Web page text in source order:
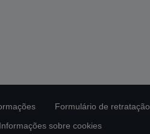
Formulário de retratação
Informações sobre cookies